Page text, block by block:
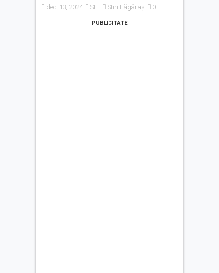
dec. 13, 2024 SF Știri Făgăraș 0
PUBLICITATE